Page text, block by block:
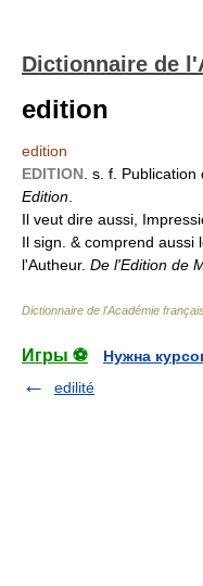
Dictionnaire de
edition
edition
EDITION . s. f. Publication
Edition
Il veut dire aussi,
Il sign. & comprend aussi
l'Autheur. De l'Edition de
Dictionnaire de l'Académie
Игры ⚽
Нужна
edilité